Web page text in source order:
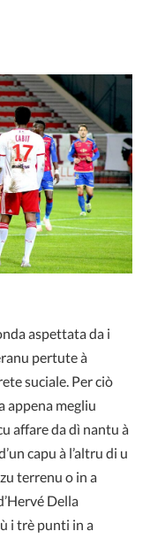
aspettata da i
pertute à
suciale. Per ciò
appena megliu
affare da dì nantu à
capu à l’altru di u
terrenu o in a
Della
i trè punti in a